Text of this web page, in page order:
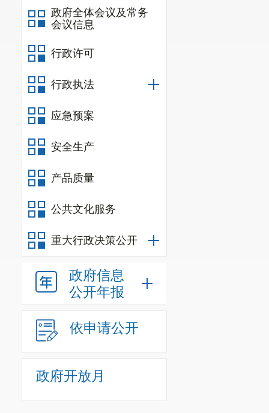
政府全体会议及常务
会议信息
行政许可
行政执法
应急预案
安全生产
产品质量
公共文化服务
重大行政决策公开
政府信息
公开年报
依申请公开
政府开放月